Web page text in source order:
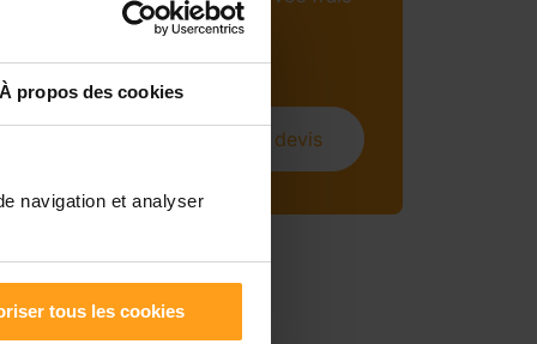
À propos des cookies
navigation et analyser
tous les cookies
mensuels (sous
Obtenir un devis